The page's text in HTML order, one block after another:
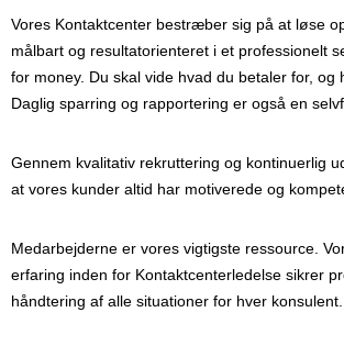
Vores Kontaktcenter bestræber sig på at løse
målbart og resultatorienteret i et professionelt
for money. Du skal vide hvad du betaler for, og
Daglig sparring og rapportering er også en
Gennem kvalitativ rekruttering og kontinuerlig
at vores kunder altid har motiverede og
Medarbejderne er vores vigtigste ressource.
erfaring inden for Kontaktcenterledelse sikrer
håndtering af alle situationer for hver konsulent.